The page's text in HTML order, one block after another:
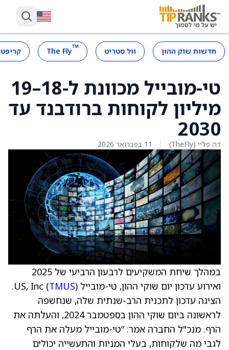
חדשות שוק ההון וול סטריט ™
The Fly
טי-מובייל מכוונת ל-18–19
מיליון לקוחות ברודבנד עד
2030
דה פליי (TheFly) 11 בפברואר 2026
במהלך שיחת המשקיעים לרבעון הרביעי של 2025
ואירוע עדכון יום שוקי ההון, טי-מובייל (TMUS
) US, Inc.
הציגה עדכון לתכנית הרב-שנתית שלה, שנחשפה
לראשונה ביום שוקי ההון בספטמבר 2024, והעלתה את
הרף. מנכ"ל החברה אמר: “טי-מובייל מעלה את הרף
לגבי מה שלקוחות, בעלי המניות והתעשייה יכולים